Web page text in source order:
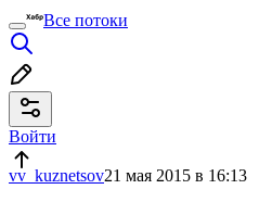
Все потоки
Войти
vv_kuznetsov21 мая 2015 в 16:13